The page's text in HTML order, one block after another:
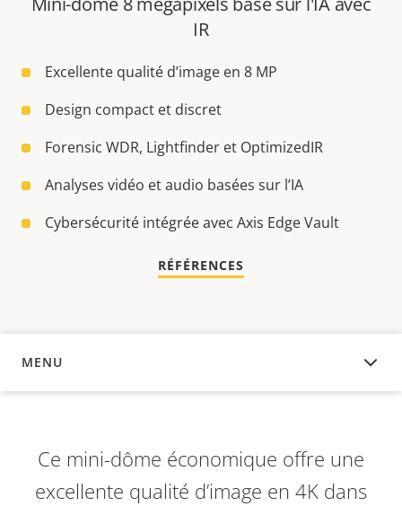
IR
Excellente qualité d’image en 8 MP
Design compact et discret
Forensic WDR, Lightfinder et OptimizedIR
Analyses vidéo et audio basées sur l’IA
Cybersécurité intégrée avec Axis Edge Vault
RÉFÉRENCES
MENU
APERÇU
Ce mini-dôme économique offre une
excellente qualité d’image en 4K dans